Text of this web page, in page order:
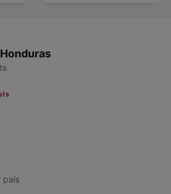
país